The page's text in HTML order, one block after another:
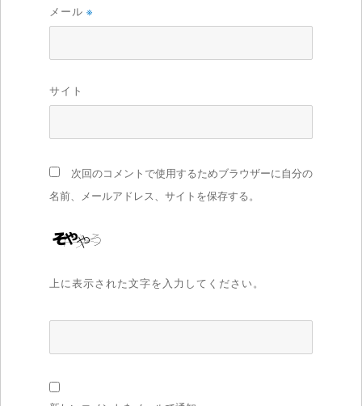
メール ※
サイト
次回のコメントで使用するためブラウザーに自分の
名前、メールアドレス、サイトを保存する。
上に表示された文字を入力してください。